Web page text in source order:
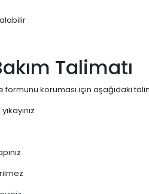
Talimatı
formunu koruması için aşağıdaki